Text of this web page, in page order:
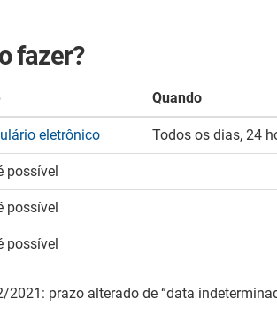
fazer?
Quando
eletrônico Todos os dias, 24
possível
possível
possível
prazo alterado de “data